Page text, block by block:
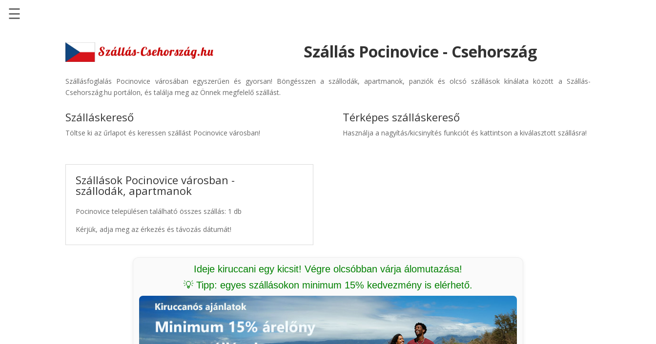
Szállásinfo.eu
pénzvisszatérítéssel
Autóbérlés
☰
Szállás Pocinovice - Csehország
Szállásfoglalás Pocinovice városában egyszerűen és gyorsan! Böngésszen a szállodák, apartmanok, panziók és olcsó szállások kínálata között a Szállás-
Csehország.hu portálon, és találja meg az Önnek megfelelő szállást.
Szálláskereső
Töltse ki az űrlapot és keressen szállást Pocinovice városban!
Szállások Pocinovice városban -
szállodák, apartmanok
Pocinovice településen található összes szállás: 1 db
Kérjük, adja meg az érkezés és távozás dátumát!
Térképes szálláskereső
Használja a nagyítás/kicsinyítés funkciót és kattintson a kiválasztott szállásra!
Ideje kiruccani egy kicsit! Végre olcsóbban várja álomutazása!
💡 Tipp: egyes szállásokon minimum 15% kedvezmény is elérhető.